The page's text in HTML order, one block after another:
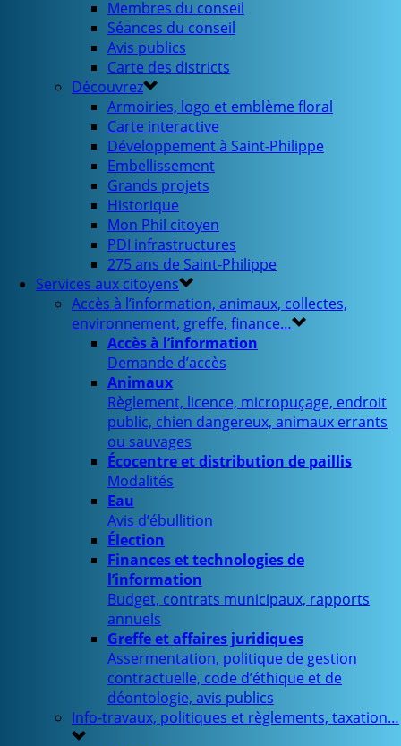
Membres du conseil
Séances du conseil
Avis publics
Carte des districts
Découvrez
Armoiries, logo et emblème floral
Carte interactive
Développement à Saint-Philippe
Embellissement
Grands projets
Historique
Mon Phil citoyen
PDI infrastructures
275 ans de Saint-Philippe
Services aux citoyens
Accès à l’information, animaux, collectes,
environnement, greffe, finance…
Accès à l’information
Demande d’accès
Animaux
Règlement, licence, micropuçage, endroit
public, chien dangereux, animaux errants
ou sauvages
Écocentre et distribution de paillis
Modalités
Eau
Avis d’ébullition
Élection
Finances et technologies de
l’information
Budget, contrats municipaux, rapports
annuels
Greffe et affaires juridiques
Assermentation, politique de gestion
contractuelle, code d’éthique et de
déontologie, avis publics
Info-travaux, politiques et règlements, taxation…